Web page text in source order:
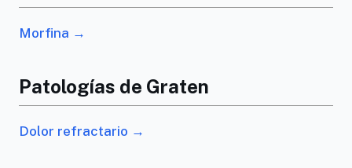
Morfina →
Patologías de Graten
Dolor refractario →